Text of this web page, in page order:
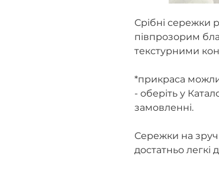
Срібні сережки
півпрозорим
текстурними
*прикраса
- оберіть у
замовленні.
Сережки на
достатньо легкі